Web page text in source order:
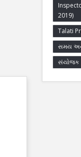
2019)
Talati
સમય અને
સંયોજક